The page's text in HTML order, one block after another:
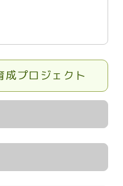
成プロジェクト